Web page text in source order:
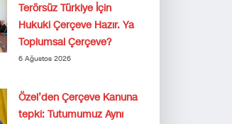
Terörsüz Türkiye İçin
Hukuki Çerçeve Hazır. Ya
Toplumsal Çerçeve?
6 Ağustos 2026
Özel’den Çerçeve Kanuna
tepki: Tutumumuz Aynı